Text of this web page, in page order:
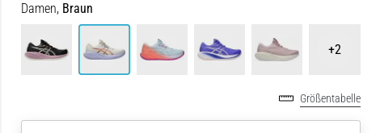
Damen, Braun
+2
Größentabelle